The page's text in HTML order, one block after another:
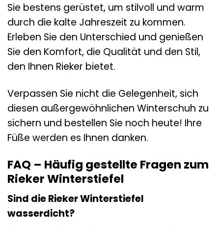
Sie bestens gerüstet, um stilvoll und warm
durch die kalte Jahreszeit zu kommen.
Erleben Sie den Unterschied und genießen
Sie den Komfort, die Qualität und den Stil,
den Ihnen Rieker bietet.
Verpassen Sie nicht die Gelegenheit, sich
diesen außergewöhnlichen Winterschuh zu
sichern und bestellen Sie noch heute! Ihre
Füße werden es Ihnen danken.
FAQ – Häufig gestellte Fragen zum
Rieker Winterstiefel
Sind die Rieker Winterstiefel
wasserdicht?